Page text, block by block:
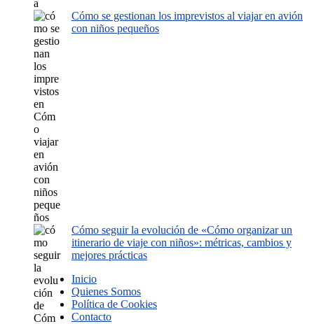
Cómo se gestionan los imprevistos al viajar en avión
con niños pequeños
Cómo seguir la evolución de «Cómo organizar un
itinerario de viaje con niños»: métricas, cambios y
mejores prácticas
Inicio
Quienes Somos
Política de Cookies
Contacto